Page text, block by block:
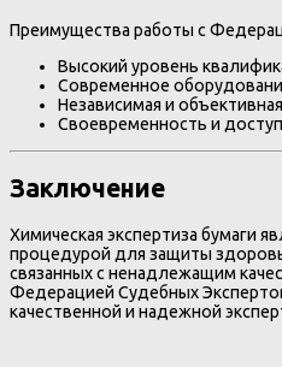
Преимущества работы с
Высокий уровень
Современное
Независимая и
Своевременность и
Заключение
Химическая экспертиза бумаги
процедурой для защиты
связанных с ненадлежащим
Федерацией Судебных
качественной и надежной